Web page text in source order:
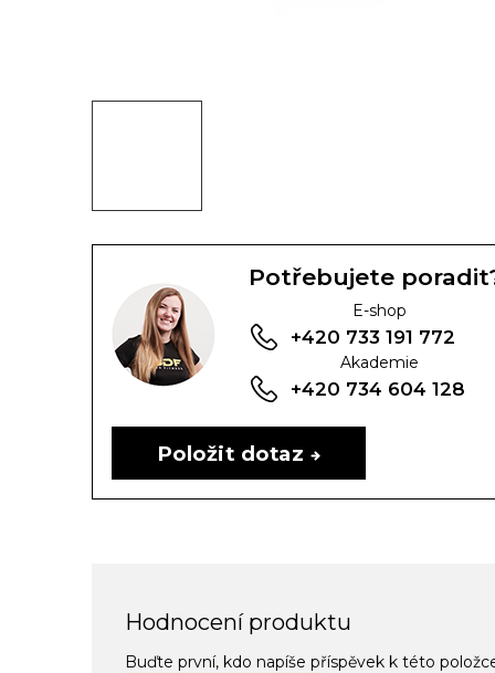
Potřebujete
E-shop
+420 733 191 772
Akademie
+420 734 604 128
Položit dotaz
Hodnocení produktu
Buďte první, kdo napíše příspěvek k této